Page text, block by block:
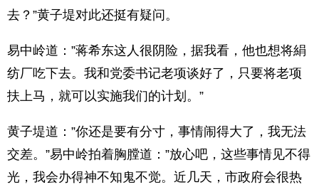
去？”黄子堤对此还挺有疑问。
易中岭道：”蒋希东这人很阴险，据我看，他也想将絹
纺厂吃下去。我和党委书记老项谈好了，只要将老项
扶上马，就可以实施我们的计划。”
黄子堤道：”你还是要有分寸，事情闹得大了，我无法
交差。”易中岭拍着胸膛道：”放心吧，这些事情见不得
光，我会办得神不知鬼不觉。近几天，市政府会很热